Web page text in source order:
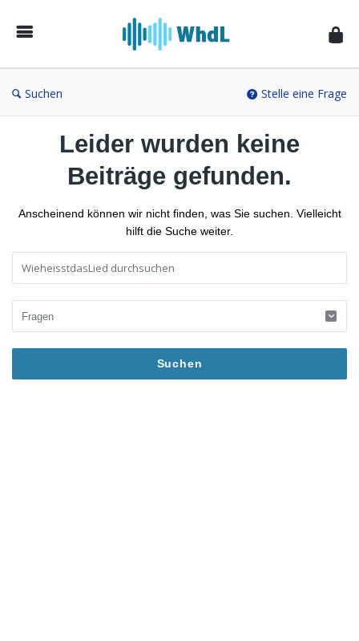
von
Suchen Stelle eine Frage
Leider wurden keine
Beiträge gefunden.
Anscheinend können wir nicht finden, was Sie suchen. Vielleicht
hilft die Suche weiter.